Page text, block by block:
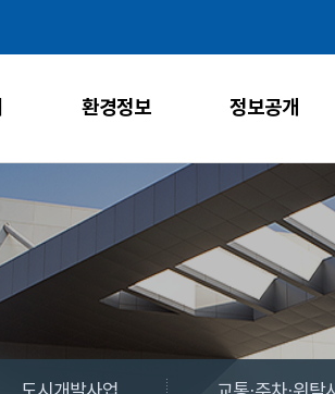
환경정보 정보공개